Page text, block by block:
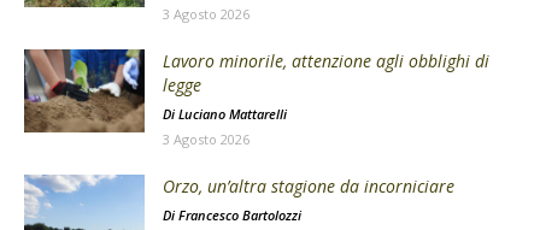
3 Agosto 2026
Lavoro minorile, attenzione agli obblighi di
legge
Di Luciano Mattarelli
3 Agosto 2026
Orzo, un’altra stagione da incorniciare
Di Francesco Bartolozzi